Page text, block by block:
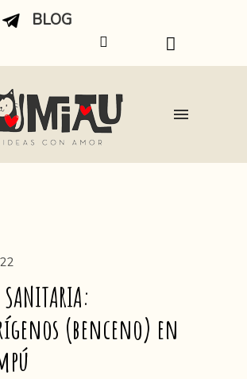
BLOG
SANITARIA:
(benceno) en